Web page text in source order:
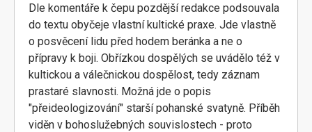
Dle komentáře k čepu pozdější redakce podsouvala
do textu obyčeje vlastní kultické praxe. Jde vlastně
o posvěcení lidu před hodem beránka a ne o
přípravy k boji. Obřízkou dospělých se uvádělo též v
kultickou a válečnickou dospělost, tedy záznam
prastaré slavnosti. Možná jde o popis
"přeideologizování" starší pohanské svatyně. Příběh
viděn v bohoslužebných souvislostech - proto